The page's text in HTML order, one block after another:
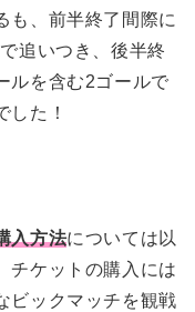
も、前半終了間際に
追いつき、後半終
ルを含む2ゴールで
した！
入方法については以
チケットの購入には
ビックマッチを観戦